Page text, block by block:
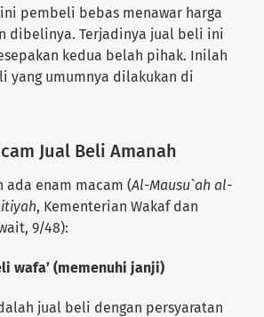
pembeli bebas menawar harga
dibelinya. Terjadinya jual beli ini
kedua belah pihak. Inilah
yang umumnya dilakukan di
Jual Beli Amanah
ada enam macam (Al-Mausu`ah al-
, Kementerian Wakaf dan
9/48):
wafa’ (memenuhi janji)
jual beli dengan persyaratan